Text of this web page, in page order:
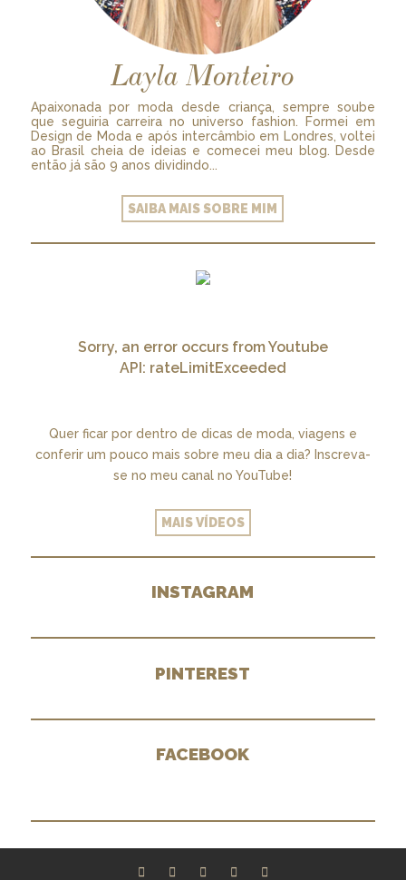
Layla Monteiro
Apaixonada por moda desde criança, sempre soube
que seguiria carreira no universo fashion. Formei em
Design de Moda e após intercâmbio em Londres, voltei
ao Brasil cheia de ideias e comecei meu blog. Desde
então já são 9 anos dividindo...
SAIBA MAIS SOBRE MIM
Sorry, an error occurs from Youtube
API: rateLimitExceeded
Quer ficar por dentro de dicas de moda, viagens e
conferir um pouco mais sobre meu dia a dia? Inscreva-
se no meu canal no YouTube!
MAIS VÍDEOS
INSTAGRAM
PINTEREST
FACEBOOK